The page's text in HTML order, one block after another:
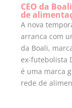
CEO da
de
A nova
arranca com
da Boali,
ex-futebolista
é uma marca
rede de